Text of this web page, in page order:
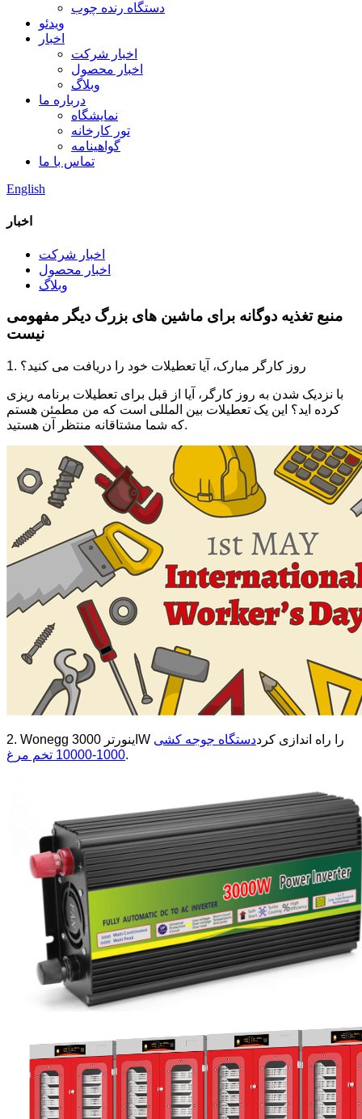
دستگاه رنده چوب
ویدئو
اخبار
اخبار شرکت
اخبار محصول
وبلاگ
درباره ما
نمایشگاه
تور کارخانه
گواهینامه
تماس با ما
English
اخبار
اخبار شرکت
اخبار محصول
وبلاگ
منبع تغذیه دوگانه برای ماشین های بزرگ دیگر مفهومی
نیست
1. روز کارگر مبارک، آیا تعطیلات خود را دریافت می کنید؟
با نزدیک شدن به روز کارگر، آیا از قبل برای تعطیلات برنامه ریزی
کرده اید؟ این یک تعطیلات بین المللی است که من مطمئن هستم
که شما مشتاقانه منتظر آن هستید.
2. Wonegg اینورتر 3000W را راه اندازی کرددستگاه جوجه کشی
1000-10000 تخم مرغ.